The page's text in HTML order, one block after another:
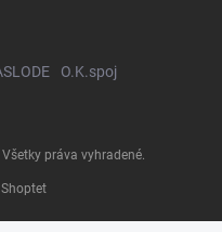
O.K.spoj
Všetky práva vyhradené.